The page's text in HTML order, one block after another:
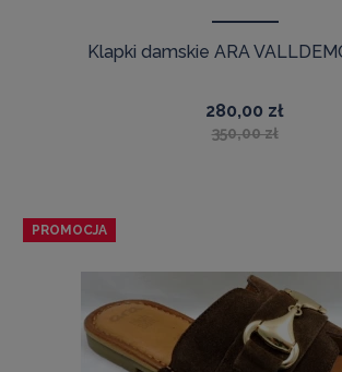
Klapki damskie ARA
280,00 zł
350,00 zł
PROMOCJA